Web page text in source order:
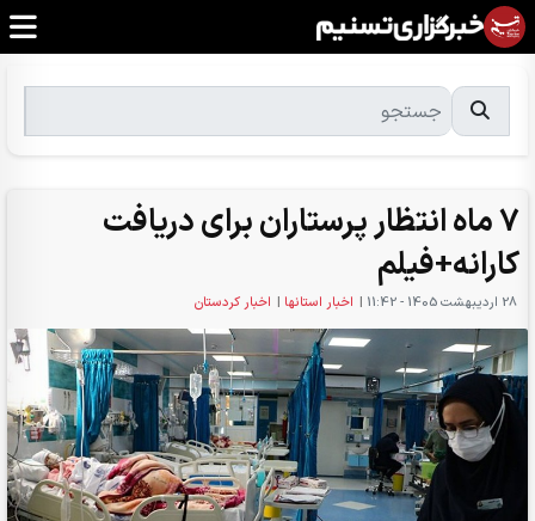
7 ماه انتظار پرستاران برای دریافت
کارانه+فیلم
28 ارديبهشت 1405 - 11:42 | اخبار استانها | اخبار کردستان